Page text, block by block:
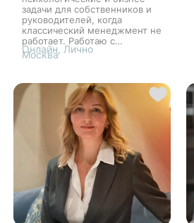
задачи для собственников и
руководителей, когда
классический менеджмент не
работает. Работаю с
причинами, а не симптомами.
В менторинге опираюсь на
предпринимателя и топ-
менеджера в сочетан...
Онлайн, Лично
Москва